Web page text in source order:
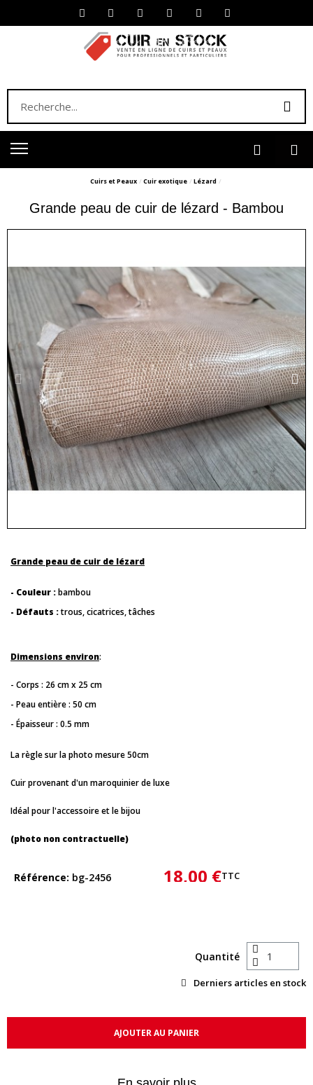
Cuirs et Peaux Cuir exotique Lézard
Grande peau de cuir de lézard - Bambou
Grande peau de cuir de lézard
- Couleur :bambou
- Défauts :trous, cicatrices, tâches
Dimensions environ:
- Corps : 26 cm x 25 cm
- Peau entière : 50 cm
- Épaisseur : 0.5 mm
La règle sur la photo mesure 50cm
Cuir provenant d'un maroquinier de luxe
Idéal pour l'accessoire et le bijou
(photo non contractuelle)
Référence bg-2456 18,00 €TTC
Quantité
Derniers articles en stock
AJOUTER AU PANIER